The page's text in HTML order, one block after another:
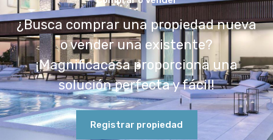
¿Busca comprar una propiedad nueva
o vender una existente?
¡Magnificacasa proporciona una
solución perfecta y fácil!
Registrar propiedad